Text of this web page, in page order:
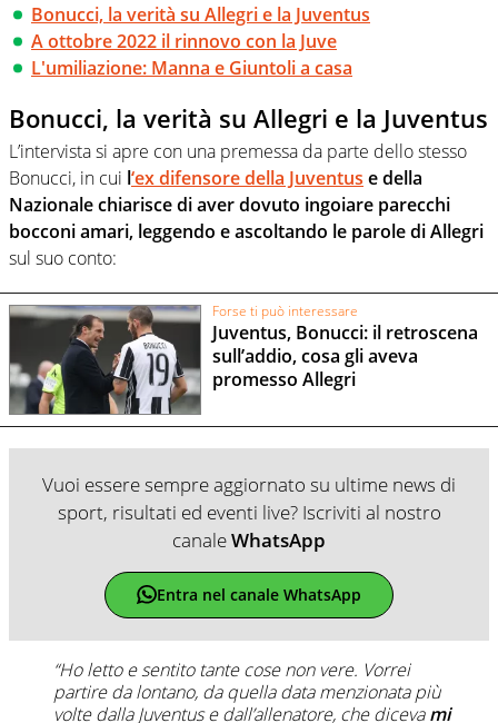
Bonucci, la verità su Allegri e la Juventus
A ottobre 2022 il rinnovo con la Juve
L'umiliazione: Manna e Giuntoli a casa
Bonucci, la verità su Allegri e la Juventus
L’intervista si apre con una premessa da parte dello stesso
Bonucci, in cui l‘ex difensore della Juventus e della
Nazionale chiarisce di aver dovuto ingoiare parecchi
bocconi amari, leggendo e ascoltando le parole di Allegri
sul suo conto:
Forse ti può interessare
Juventus, Bonucci: il retroscena
sull’addio, cosa gli aveva
promesso Allegri
Vuoi essere sempre aggiornato su ultime news di
sport, risultati ed eventi live? Iscriviti al nostro
canaleWhatsApp
Entra nel canale WhatsApp
“Ho letto e sentito tante cose non vere. Vorrei
partire da lontano, da quella data menzionata più
volte dalla Juventus e dall’allenatore, che dicevami